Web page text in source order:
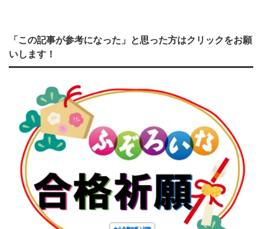
「この記事が参考になった」と思った方はクリックをお願
いします！